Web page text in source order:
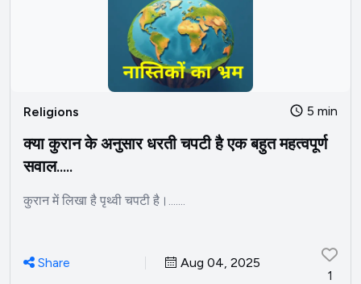
Religions 5 min
क्या कुरान के अनुसार धरती चपटी है एक बहुत महत्वपूर्ण
सवाल.....
कुरान में लिखा है पृथ्वी चपटी है।.......
Share
Aug 04, 2025
1